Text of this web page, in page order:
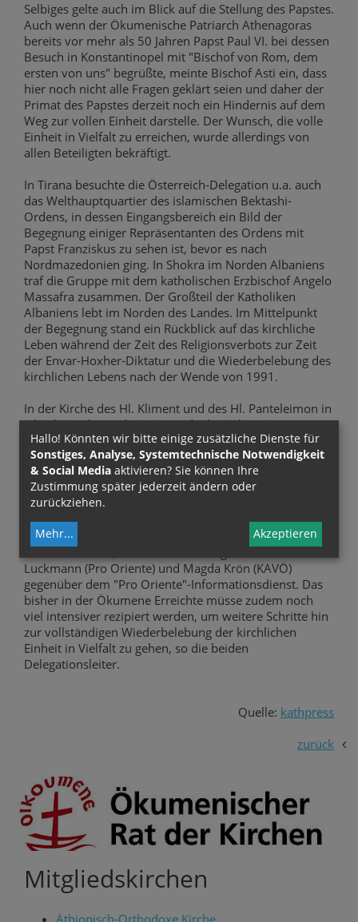
Selbiges gelte auch im Blick auf die Stellung des Papstes.
Auch wenn der Ökumenische Patriarch Athenagoras
bereits vor mehr als 50 Jahren Papst Paul VI. bei dessen
Besuch in Konstantinopel mit "Bischof von Rom, dem
ersten von uns" begrüßte, meinte Bischof Asti ein, dass
hier noch nicht alle Fragen geklärt seien und daher der
Primat des Papstes derzeit noch ein Hindernis auf dem
Weg zur vollen Einheit darstelle. Der Wunsch, die volle
Einheit in Vielfalt zu erreichen, wurde allerdings von
allen Beteiligten bekräftigt.
In Tirana besuchte die Österreich-Delegation u.a. auch
das Welthauptquartier des islamischen Bektashi-
Ordens, in dessen Eingangsbereich ein Bild der
Begegnung einiger Repräsentanten des Ordens mit
Papst Franziskus zu sehen ist, bevor es nach
Nordmazedonien ging. In Shokra im Norden Albaniens
traf die Gruppe mit dem katholischen Erzbischof Angelo
Massafra zusammen. Der Großteil der Katholiken
Albaniens lebt im Norden des Landes. Im Mittelpunkt
der Begegnung stand ein Rückblick auf das kirchliche
Leben während der Zeit des Religionsverbots zur Zeit
der Envar-Hoxher-Diktatur und die Wiederbelebung des
kirchlichen Lebens nach der Wende von 1991.
In der Kirche des Hl. Kliment und des Hl. Panteleimon in
Ohrid (Nordmazedonien) wurde die Delegation vom
Athos-Mönchspriester P. Nikodim in die Geschichte der
Mazedonisch-orthodoxen Kirche eingeführt, deren
Status innerhalb der Weltorthodoxie noch nicht final
geklärt ist.
Die Gespräche mit den Vertretern der Schwesterkirchen
zeigten, wie wichtig es sei, einander immer besser
Luckmann (Pro Oriente) und Magda Krön (KAVÖ)
gegenüber dem "Pro Oriente"-Informationsdienst. Das
bisher in der Ökumene Erreichte müsse zudem noch
viel intensiver rezipiert werden, um weitere Schritte hin
zur vollständigen Wiederbelebung der kirchlichen
Einheit in Vielfalt zu gehen, so die beiden
Delegationsleiter.
Quelle: kathpress
zurück
Mitgliedskirchen
Äthiopisch-Orthodoxe Kirche
Hallo! Könnten wir bitte einige zusätzliche Dienste für
Sonstiges, Analyse, Systemtechnische Notwendigkeit
& Social Media aktivieren? Sie können Ihre
Zustimmung später jederzeit ändern oder
zurückziehen.
Mehr... Akzeptieren